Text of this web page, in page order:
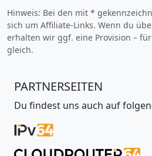
Hinweis: Bei den mit *
sich um Affiliate-Links. Wenn du
erhalten wir ggf. eine Provision –
gleich.
PARTNERSEITEN
Du findest uns auch auf